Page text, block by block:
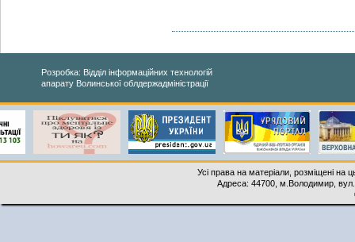
Розробка: Відділ інформаційних технологій
апарату Волинської облдержадміністрації
Усі права на матеріали, розміщені на
Адреса: 44700, м.Володимир,